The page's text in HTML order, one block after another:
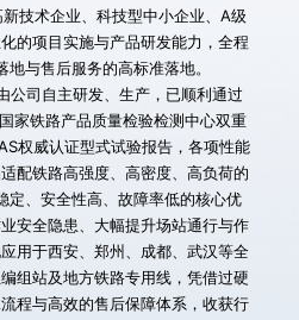
技术企业、科技型中小企业、A级
的项目实施与产品研发能力，全程
与售后服务的高标准落地。
家铁路产品质量检验检测中心双重
权威认证型式试验报告，各项性能
配铁路高强度、高密度、高负荷的
定、安全性高、故障率低的核心优
安全隐患、大幅提升场站通行与作
用于西安、郑州、成都、武汉等全
组站及地方铁路专用线，凭借过硬
程与高效的售后保障体系，收获行